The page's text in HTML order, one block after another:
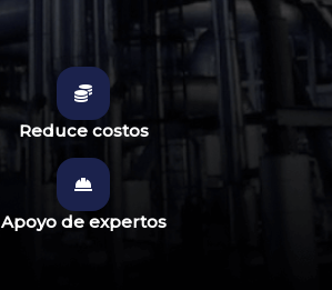
Reduce costos
Apoyo de expertos